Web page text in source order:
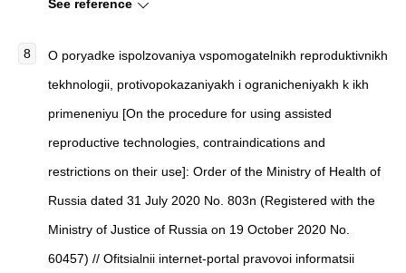
See reference
O poryadke ispolzovaniya vspomogatelnikh reproduktivnikh
tekhnologii, protivopokazaniyakh i ogranicheniyakh k ikh
primeneniyu [On the procedure for using assisted
reproductive technologies, contraindications and
restrictions on their use]: Order of the Ministry of Health of
Russia dated 31 July 2020 No. 803n (Registered with the
Ministry of Justice of Russia on 19 October 2020 No.
60457) // Ofitsialnii internet-portal pravovoi informatsii